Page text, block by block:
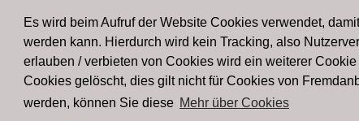
Es wird beim Aufruf der Website Cookies verwendet,
werden kann. Hierdurch wird kein Tracking, also
erlauben / verbieten von Cookies wird ein weiterer
Cookies gelöscht, dies gilt nicht für Cookies von
werden, können Sie diese Mehr über Cookies
FTD Startseite Registrieren News